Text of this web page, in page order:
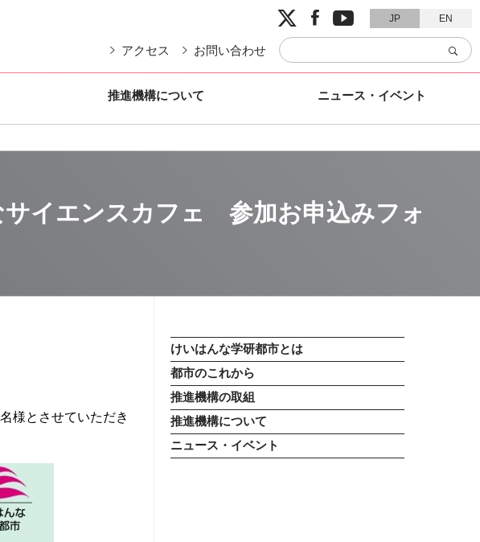
推進機構について ニュース・イベント
  JP EN
アクセス お問い合わせ
サイエンスカフェ 参加お申込みフォ
様とさせていただき
けいはんな学研都市とは
都市のこれから
推進機構の取組
推進機構について
ニュース・イベント